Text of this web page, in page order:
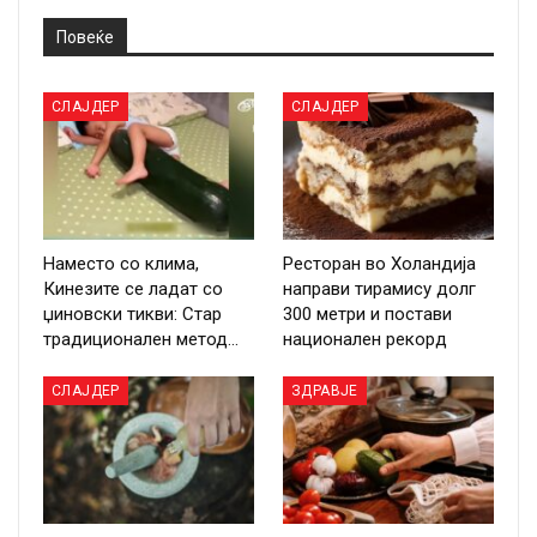
Повеќе
СЛАЈДЕР
Наместо со клима,
Кинезите се ладат со
џиновски тикви: Стар
традиционален метод…
СЛАЈДЕР
Ресторан во Холандија
направи тирамису долг
300 метри и постави
национален рекорд
СЛАЈДЕР ЗДРАВЈЕ